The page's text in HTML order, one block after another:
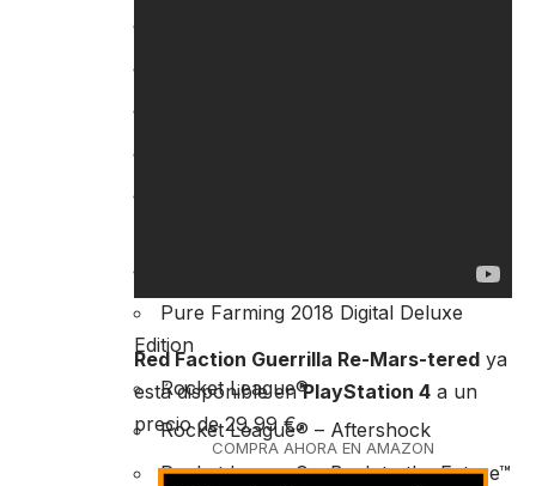
Pure Farming 2018 Digital Deluxe
Edition
Rocket League®
Rocket League® – Aftershock
Rocket League® – Back to the Future™
Red Faction Guerrilla Re-Mars-tered ya
está disponible enPlayStation 4 a un
precio de 29,99 €.
COMPRA AHORA EN AMAZON